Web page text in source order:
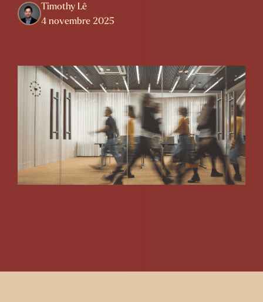
Timothy Lê
4 novembre 2025